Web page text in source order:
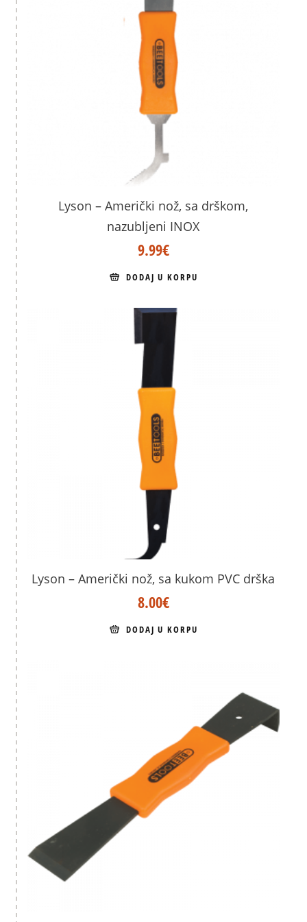
Lyson – Američki nož, sa drškom,
nazubljeni INOX
9.99€
DODAJ U KORPU
Lyson – Američki nož, sa kukom PVC drška
8.00€
DODAJ U KORPU